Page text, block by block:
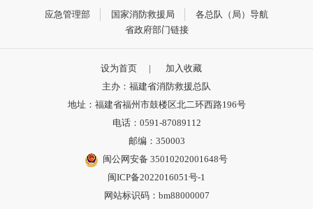
应急管理部 国家消防救援局
各总队（局）导航
省政府部门链接
设为首页 |
加入收藏
主办：福建省消防救援总队
地址：福建省福州市鼓楼区北二环西路196号
电话：0591-87089112
邮编：350003
闽公网安备 35010202001648号
闽ICP备2022016051号-1
网站标识码：bm88000007